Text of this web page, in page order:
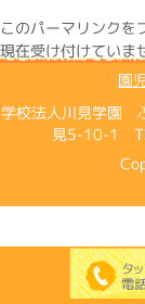
このパーマリンクを
現在受け付けていま
園
学校法人川見学園
見5-10-1